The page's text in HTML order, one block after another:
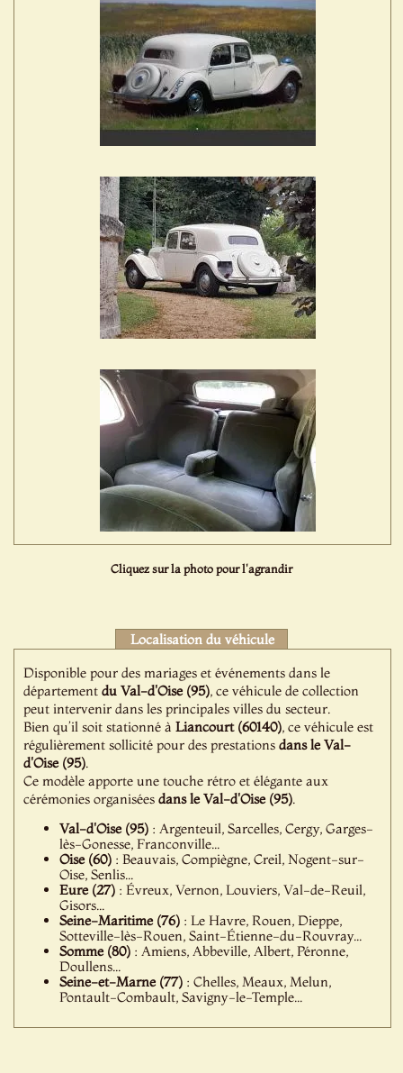
Cliquez sur la photo pour l'agrandir
Localisation du véhicule
Disponible pour des mariages et événements dans le
départementdu Val-d'Oise (95), ce véhicule de collection
peut intervenir dans les principales villes du secteur.
Bien qu’il soit stationné àLiancourt (60140), ce véhicule est
régulièrement sollicité pour des prestationsdans le Val-
d'Oise (95).
Ce modèle apporte une touche rétro et élégante aux
cérémonies organiséesdans le Val-d'Oise (95).
Val-d'Oise (95) : Argenteuil, Sarcelles, Cergy, Garges-
lès-Gonesse, Franconville...
Oise (60) : Beauvais, Compiègne, Creil, Nogent-sur-
Oise, Senlis...
Eure (27) : Évreux, Vernon, Louviers, Val-de-Reuil,
Gisors...
Seine-Maritime (76) : Le Havre, Rouen, Dieppe,
Sotteville-lès-Rouen, Saint-Étienne-du-Rouvray...
Somme (80) : Amiens, Abbeville, Albert, Péronne,
Doullens...
Seine-et-Marne (77) : Chelles, Meaux, Melun,
Pontault-Combault, Savigny-le-Temple...